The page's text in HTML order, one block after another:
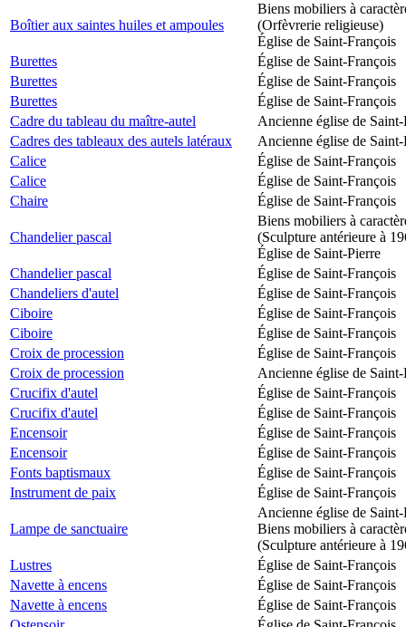
Boîtier aux saintes huiles et ampoules
Biens mobiliers à
(Orfèvrerie religieuse)
Église de Saint-François
Burettes
Église de Saint-François
Burettes
Église de Saint-François
Burettes
Église de Saint-François
Cadre du tableau du maître-autel
Ancienne église de Saint-
Cadres des tableaux des autels latéraux
Ancienne église de Saint-
Calice
Église de Saint-François
Calice
Église de Saint-François
Chaire
Église de Saint-François
Chandelier pascal
Biens mobiliers à
(Sculpture antérieure à
Église de Saint-Pierre
Chandelier pascal
Église de Saint-François
Chandeliers d'autel
Église de Saint-François
Ciboire
Église de Saint-François
Ciboire
Église de Saint-François
Croix de procession
Église de Saint-François
Croix de procession
Ancienne église de Saint-
Crucifix d'autel
Église de Saint-François
Crucifix d'autel
Église de Saint-François
Encensoir
Église de Saint-François
Encensoir
Église de Saint-François
Fonts baptismaux
Église de Saint-François
Instrument de paix
Église de Saint-François
Lampe de sanctuaire
Ancienne église de Saint-
Biens mobiliers à
(Sculpture antérieure à
Lustres
Église de Saint-François
Navette à encens
Église de Saint-François
Navette à encens
Église de Saint-François